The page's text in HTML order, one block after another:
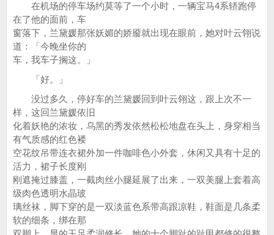
在机场的停车场约莫等了一个小时，一辆宝马4系轿跑停
在了他的面前，车
窗落下，兰黛媛那张妖媚的娇靥就出现在眼前，她对叶云翎说
道：「今晚坐你的
车，我车子搁这。」
「好。」
没过多久，停好车的兰黛媛回到叶云翎这，跟上次不一
样，这回兰黛媛依旧
化着妖艳的浓妆，乌黑的秀发依然松松地盘在头上，身穿相当
有气质感的红色褛
空花纹吊带连衣裙外加一件咖啡色小外套，休闲又具有十足的
活力，裙子长度刚
刚遮掩过膝盖，一截肉丝小腿延展了出来，一双美腿上套着高
级肉色透明水晶玻
璃丝袜，脚下穿的是一双淡蓝色系带高跟凉鞋，鞋面是几条柔
软的细条，绑在那